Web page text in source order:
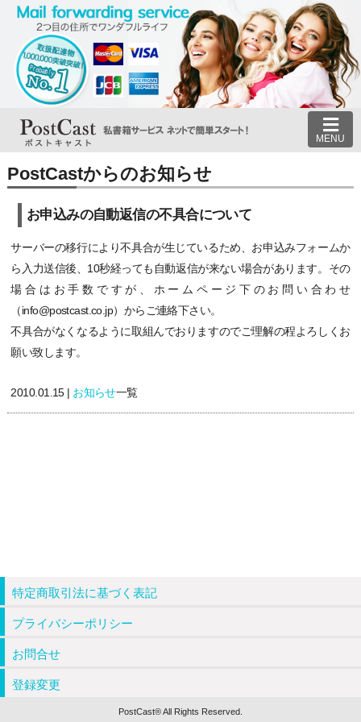
MENU
PostCastからのお知らせ
お申込みの自動返信の不具合について
サーバーの移行により不具合が生じているため、お申込みフォームか
ら入力送信後、10秒経っても自動返信が来ない場合があります。その
場合はお手数ですが、ホームページ下のお問い合わせ
（info@postcast.co.jp）からご連絡下さい。
不具合がなくなるように取組んでおりますのでご理解の程よろしくお
願い致します。
2010.01.15 | お知らせ一覧
特定商取引法に基づく表記
プライバシーポリシー
お問合せ
登録変更
PostCast® All Rights Reserved.